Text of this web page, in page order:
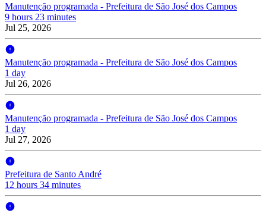
Manutenção programada - Prefeitura de São José dos Campos
9 hours 23 minutes
Jul 25, 2026
Manutenção programada - Prefeitura de São José dos Campos
1 day
Jul 26, 2026
Manutenção programada - Prefeitura de São José dos Campos
1 day
Jul 27, 2026
Prefeitura de Santo André
12 hours 34 minutes